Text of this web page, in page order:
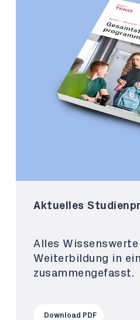
Aktuelles
Alles Wissenswerte
Weiterbildung in
zusammengefasst.
Download PDF